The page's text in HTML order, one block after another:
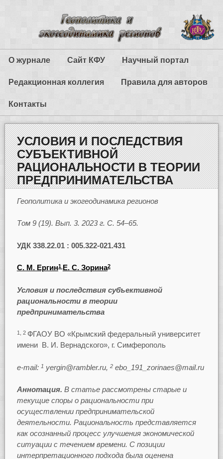
О журнале Сайт КФУ Научный портал
Редакционная коллегия Правила для авторов
Контакты
УСЛОВИЯ И ПОСЛЕДСТВИЯ
СУБЪЕКТИВНОЙ
РАЦИОНАЛЬНОСТИ В ТЕОРИИ
ПРЕДПРИНИМАТЕЛЬСТВА
Геополитика и экогеодинамика регионов
Том 9 (19). Вып. 3. 2023 г. С. 54–65.
УДК 338.22.01 : 005.322-021.431
С. М. Ергин1 Е. С. Зорина2
Условия и последствия субъективной
рациональности в теории
предпринимательства
1, 2 ФГАОУ ВО «Крымский федеральный университет
имени В. И. Вернадского», г. Симферополь
e-mail: 1 yergin@rambler.ru, 2ebo_191_zorinaes@mail.ru
Аннотация. В статье рассмотрены старые и
текущие споры о рациональности при
осуществлении предпринимательской
деятельности. Рациональность представляется
как осознанный процесс улучшения экономической
ситуации с течением времени. С позиции
интерпретационного подхода была оценена